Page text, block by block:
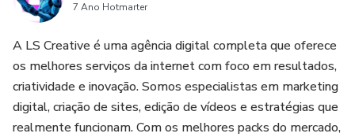
7 Ano Hotmarter
A LS Creative é uma agência digital completa que oferece
os melhores serviços da internet com foco em resultados,
criatividade e inovação. Somos especialistas em marketing
digital, criação de sites, edição de vídeos e estratégias que
realmente funcionam. Com os melhores packs do mercado,